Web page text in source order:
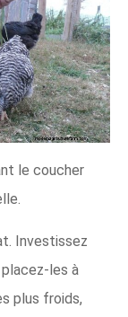
le coucher
Investissez
les à
plus froids,